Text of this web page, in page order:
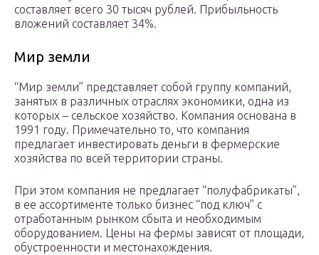
составляет всего 30 тысяч рублей. Прибыльность
вложений составляет 34%.
Мир земли
“Мир земли” представляет собой группу компаний,
занятых в различных отраслях экономики, одна из
которых – сельское хозяйство. Компания основана в
1991 году. Примечательно то, что компания
предлагает инвестировать деньги в фермерские
хозяйства по всей территории страны.
При этом компания не предлагает “полуфабрикаты”,
в ее ассортименте только бизнес “под ключ” с
отработанным рынком сбыта и необходимым
оборудованием. Цены на фермы зависят от площади,
обустроенности и местонахождения.